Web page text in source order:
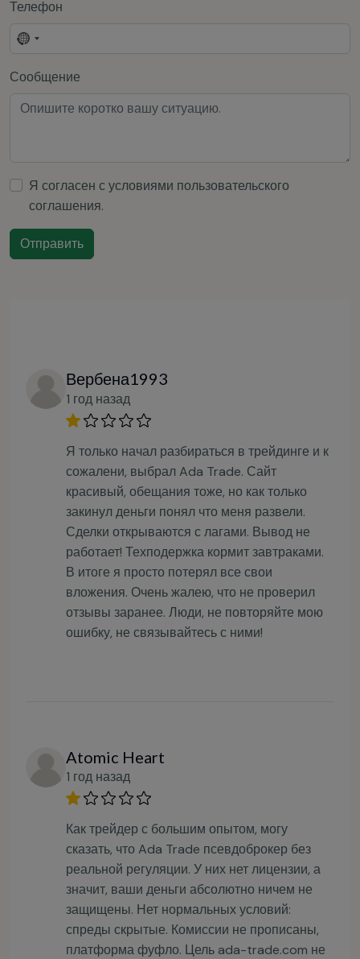
Телефон
No
selected
Сообщение
Я согласен с условиями пользовательского
соглашения.
Отправить
Вербена1993
1 год назад
Я только начал разбираться в трейдинге и к
сожалени, выбрал Ada Trade. Сайт
красивый, обещания тоже, но как только
закинул деньги понял что меня развели.
Сделки открываются с лагами. Вывод не
работает! Техподержка кормит завтраками.
В итоге я просто потерял все свои
вложения. Очень жалею, что не проверил
отзывы заранее. Люди, не повторяйте мою
ошибку, не связывайтесь с ними!
Atomic Heart
1 год назад
Как трейдер с большим опытом, могу
сказать, что Ada Trade псевдоброкер без
реальной регуляции. У них нет лицензии, а
значит, ваши деньги абсолютно ничем не
защищены. Нет нормальных условий:
спреды скрытые. Комиссии не прописаны,
платформа фуфло. Цель ada-trade.com не